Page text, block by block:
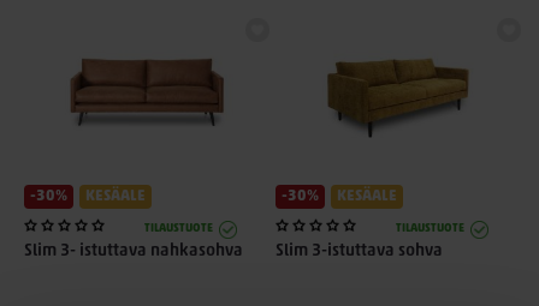
-30% KESÄALE
TILAUSTUOTE
Slim 3- istuttava nahkasohva
-30% KESÄALE
TILAUSTUOTE
Slim 3-istuttava sohva